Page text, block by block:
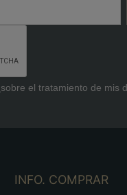
sobre el tratamiento de mis
INFO. COMPRAR